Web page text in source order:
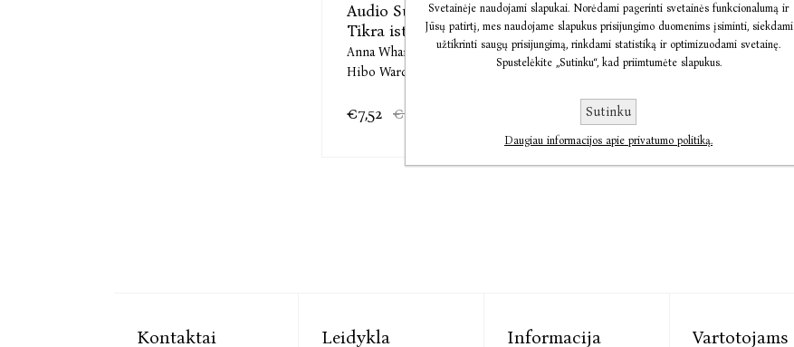
Audio Sužalota.
Tikra istorija
Anna Wharton,
Hibo Wardere
€7,52 €9,40
Kontaktai Leidykla Informacija Vartotojams
Svetainėje naudojami slapukai. Norėdami pagerinti svetainės funkcionalumą ir
Jūsų patirtį, mes naudojame slapukus prisijungimo duomenims įsiminti, siekdami
užtikrinti saugų prisijungimą, rinkdami statistiką ir optimizuodami svetainę.
Spustelėkite „Sutinku“, kad priimtumėte slapukus.
Sutinku
Daugiau informacijos apie privatumo politiką.